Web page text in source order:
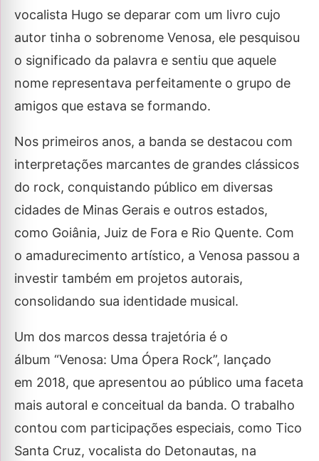
vocalista Hugo se deparar com um livro cujo
autor tinha o sobrenome Venosa, ele pesquisou
o significado da palavra e sentiu que aquele
nome representava perfeitamente o grupo de
amigos que estava se formando.
Nos primeiros anos, a banda se destacou com
interpretações marcantes de grandes clássicos
do rock, conquistando público em diversas
cidades de Minas Gerais e outros estados,
como Goiânia, Juiz de Fora e Rio Quente. Com
o amadurecimento artístico, a Venosa passou a
investir também em projetos autorais,
consolidando sua identidade musical.
Um dos marcos dessa trajetória é o
álbum “Venosa: Uma Ópera Rock”, lançado
em 2018, que apresentou ao público uma faceta
mais autoral e conceitual da banda. O trabalho
contou com participações especiais, como Tico
Santa Cruz, vocalista do Detonautas, na